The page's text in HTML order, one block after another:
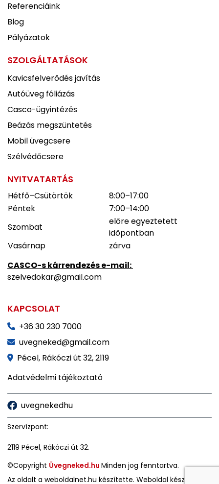
Referenciáink
Blog
Pályázatok
SZOLGÁLTATÁSOK
Kavicsfelverődés javítás
Autóüveg fóliázás
Casco-ügyintézés
Beázás megszüntetés
Mobil üvegcsere
Szélvédőcsere
NYITVATARTÁS
Hétfő–Csütörtök
8:00–17:00
Péntek
7:00–14:00
Szombat
előre egyeztetett
időpontban
Vasárnap
zárva
CASCO-s kárrendezés e-mail:
szelvedokar@gmail.com
KAPCSOLAT
+36 30 230 7000
uvegneked@gmail.com
Pécel, Rákóczi út 32, 2119
Adatvédelmi tájékoztató
uvegnekedhu
Szervízpont:
2119 Pécel, Rákóczi út 32.
©Copyright Üvegneked.hu Minden jog fenntartva.
Az oldalt a weboldalnet.hu készítette. Weboldal készítés